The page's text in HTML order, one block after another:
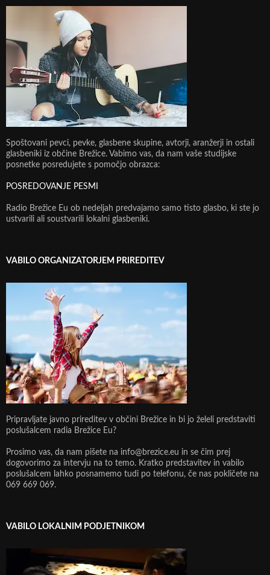
Spoštovani pevci, pevke, glasbene skupine, avtorji, aranžerji in ostali
glasbeniki iz občine Brežice. Vabimo vas, da nam vaše studijske
posnetke posredujete s pomočjo obrazca:
POSREDOVANJE PESMI
Radio Brežice Eu ob nedeljah predvajamo samo tisto glasbo, ki ste jo
ustvarili ali soustvarili lokalni glasbeniki.
VABILO ORGANIZATORJEM PRIREDITEV
Pripravljate javno prireditev v občini Brežice in bi jo želeli predstaviti
poslušalcem radia Brežice Eu?
Prosimo vas, da nam pišete na info@brezice.eu in se čim prej
dogovorimo za intervju na to temo. Kratko predstavitev in vabilo
poslušalcem lahko posnamemo tudi po telefonu, če nas pokličete na
069 669 069.
VABILO LOKALNIM PODJETNIKOM